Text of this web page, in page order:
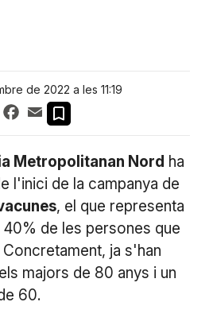
de 2022 a les 11:19
LinkedInFacebook
Email
Metropolitanan Nord ha
l'inici de la campanya de
, el que representa
de les persones que
ja s'han
majors de 80 anys i un
60.